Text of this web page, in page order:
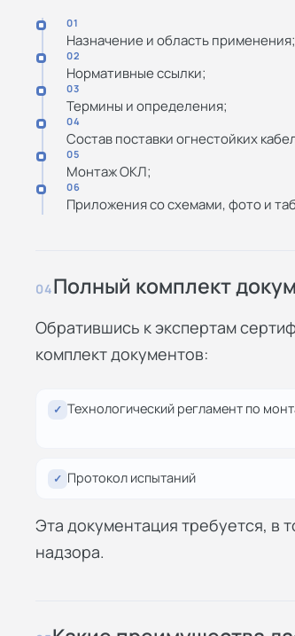
01
Назначение и область применения;
02
Нормативные ссылки;
03
Термины и определения;
04
Состав поставки огнестойких
05
Монтаж ОКЛ;
06
Приложения со схемами, фото и
04Полный комплект
Обратившись к экспертам
комплект документов:
✓ Технологический регламент по
✓ Протокол испытаний
Эта документация требуется, в
надзора.